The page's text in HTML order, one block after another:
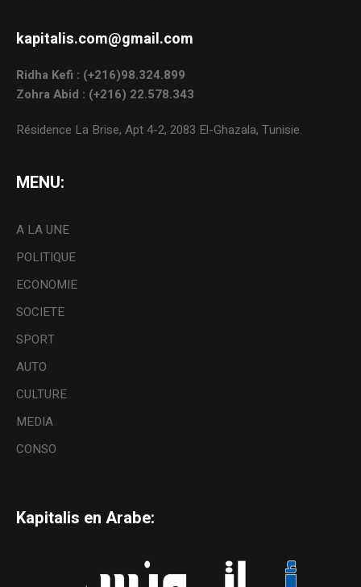
kapitalis.com@gmail.com
Ridha Kefi : (+216)98.324.899
Zohra Abid : (+216) 22.578.343
Résidence La Brise, Apt 4-2, 2083 El-Ghazala, Tunisie.
MENU:
A LA UNE
POLITIQUE
ECONOMIE
SOCIETE
SPORT
AUTO
CULTURE
MEDIA
CONSO
Kapitalis en Arabe: